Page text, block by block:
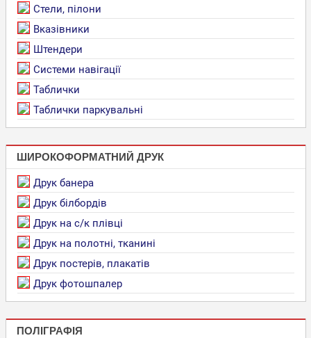
Стели, пілони
Вказівники
Штендери
Системи навігації
Таблички
Таблички паркувальні
ШИРОКОФОРМАТНИЙ ДРУК
Друк банера
Друк білбордів
Друк на с/к плівці
Друк на полотні, тканині
Друк постерів, плакатів
Друк фотошпалер
ПОЛІГРАФІЯ